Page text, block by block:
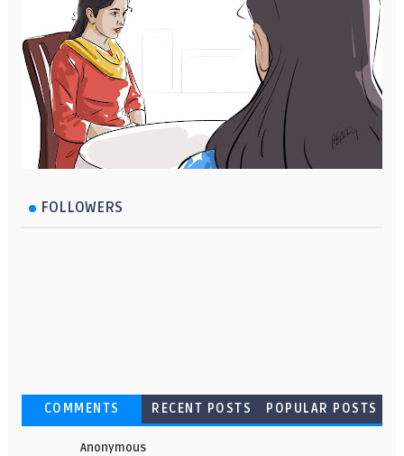
FOLLOWERS
COMMENTS RECENT POSTS POPULAR POSTS
Anonymous